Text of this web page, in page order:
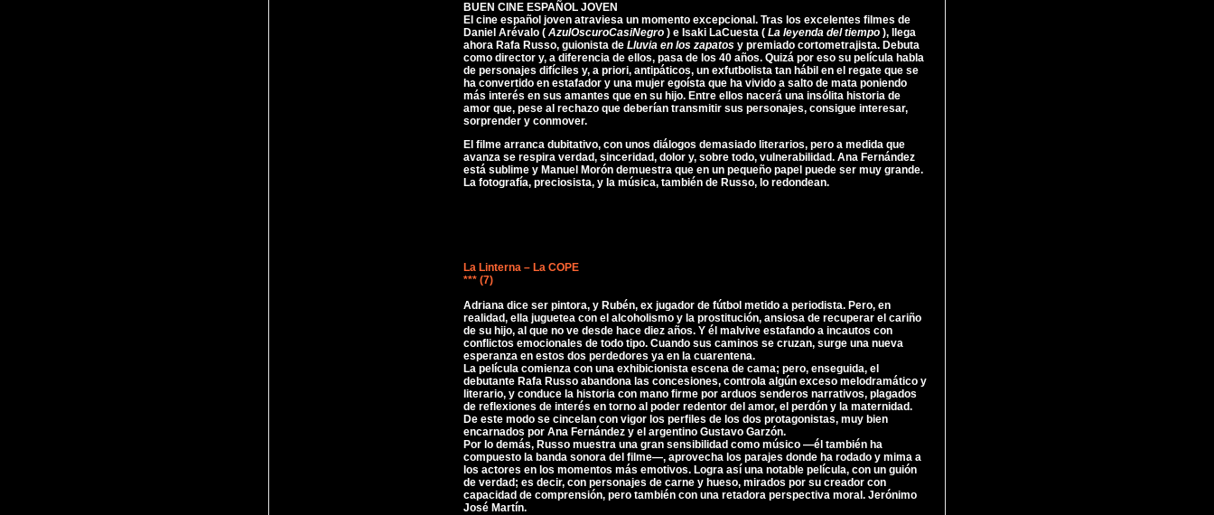
BUEN CINE ESPAÑOL JOVEN
El cine español joven atraviesa un momento excepcional. Tras los excelentes filmes de
Daniel Arévalo ( AzulOscuroCasiNegro ) e Isaki LaCuesta ( La leyenda del tiempo ), llega
ahora Rafa Russo, guionista de Lluvia en los zapatos y premiado cortometrajista. Debuta
como director y, a diferencia de ellos, pasa de los 40 años. Quizá por eso su película habla
de personajes difíciles y, a priori, antipáticos, un exfutbolista tan hábil en el regate que se
ha convertido en estafador y una mujer egoísta que ha vivido a salto de mata poniendo
más interés en sus amantes que en su hijo. Entre ellos nacerá una insólita historia de
amor que, pese al rechazo que deberían transmitir sus personajes, consigue interesar,
sorprender y conmover.
El filme arranca dubitativo, con unos diálogos demasiado literarios, pero a medida que
avanza se respira verdad, sinceridad, dolor y, sobre todo, vulnerabilidad. Ana Fernández
está sublime y Manuel Morón demuestra que en un pequeño papel puede ser muy grande.
La fotografía, preciosista, y la música, también de Russo, lo redondean.
La Linterna – La COPE
*** (7)
Adriana dice ser pintora, y Rubén, ex jugador de fútbol metido a periodista. Pero, en
realidad, ella juguetea con el alcoholismo y la prostitución, ansiosa de recuperar el cariño
de su hijo, al que no ve desde hace diez años. Y él malvive estafando a incautos con
conflictos emocionales de todo tipo. Cuando sus caminos se cruzan, surge una nueva
esperanza en estos dos perdedores ya en la cuarentena.
La película comienza con una exhibicionista escena de cama; pero, enseguida, el
debutante Rafa Russo abandona las concesiones, controla algún exceso melodramático y
literario, y conduce la historia con mano firme por arduos senderos narrativos, plagados
de reflexiones de interés en torno al poder redentor del amor, el perdón y la maternidad.
De este modo se cincelan con vigor los perfiles de los dos protagonistas, muy bien
encarnados por Ana Fernández y el argentino Gustavo Garzón.
Por lo demás, Russo muestra una gran sensibilidad como músico —él también ha
compuesto la banda sonora del filme—, aprovecha los parajes donde ha rodado y mima a
los actores en los momentos más emotivos. Logra así una notable película, con un guión
de verdad; es decir, con personajes de carne y hueso, mirados por su creador con
capacidad de comprensión, pero también con una retadora perspectiva moral. Jerónimo
José Martín.